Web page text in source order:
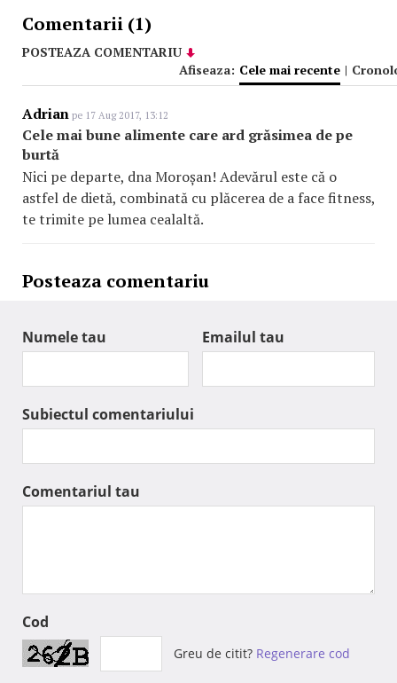
Comentarii (1)
POSTEAZA COMENTARIU
Afiseaza: Cele mai recente |
Adrian pe 17 Aug 2017, 13:12
Cele mai bune alimente care ard grăsimea de pe
burtă
Nici pe departe, dna Moroșan! Adevărul este că o
astfel de dietă, combinată cu plăcerea de a face fitness,
te trimite pe lumea cealaltă.
Posteaza comentariu
Numele tau Emailul tau
Subiectul comentariului
Comentariul tau
Cod
Greu de citit? Regenerare cod